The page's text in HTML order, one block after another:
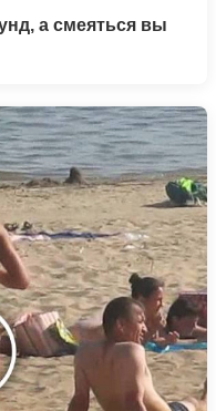
а смеяться вы